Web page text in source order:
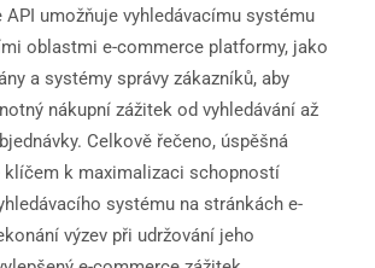
API umožňuje vyhledávacímu systému
oblastmi e-commerce platformy, jako
a systémy správy zákazníků, aby
nákupní zážitek od vyhledávání až
Celkově řečeno, úspěšná
klíčem k maximalizaci schopností
systému na stránkách e-
výzev při udržování jeho